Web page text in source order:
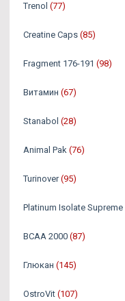
Trenol (77)
Creatine Caps (85)
Fragment 176-191 (98)
Витамин (67)
Stanabol (28)
Animal Pak (76)
Turinover (95)
Platinum Isolate Supreme
BCAA 2000 (87)
Глюкан (145)
OstroVit (107)